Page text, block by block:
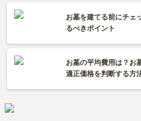
お墓を建てる前にチェ
るべきポイント
お墓の平均費用は？お
適正価格を判断する方